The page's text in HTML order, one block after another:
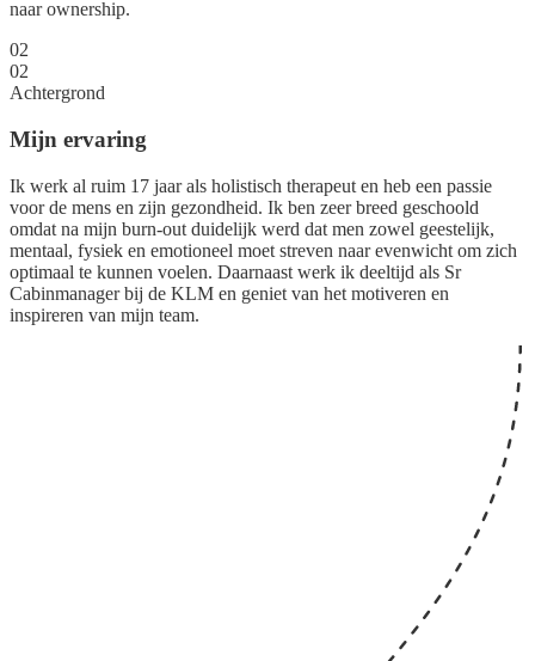
naar ownership.
02
02
Achtergrond
Mijn ervaring
Ik werk al ruim 17 jaar als holistisch therapeut en heb een passie
voor de mens en zijn gezondheid. Ik ben zeer breed geschoold
omdat na mijn burn-out duidelijk werd dat men zowel geestelijk,
mentaal, fysiek en emotioneel moet streven naar evenwicht om zich
optimaal te kunnen voelen. Daarnaast werk ik deeltijd als Sr
Cabinmanager bij de KLM en geniet van het motiveren en
inspireren van mijn team.